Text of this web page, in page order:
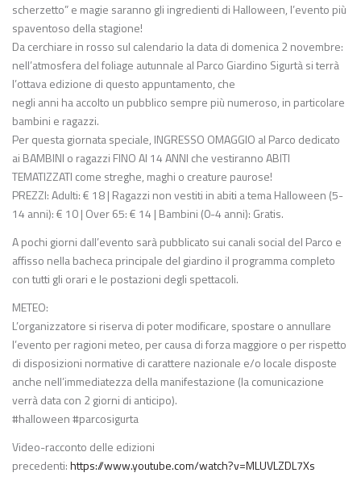
scherzetto” e magie saranno gli ingredienti di Halloween, l’evento più
spaventoso della stagione!
Da cerchiare in rosso sul calendario la data di domenica 2 novembre:
nell’atmosfera del foliage autunnale al Parco Giardino Sigurtà si terrà
l’ottava edizione di questo appuntamento, che
negli anni ha accolto un pubblico sempre più numeroso, in particolare
bambini e ragazzi.
Per questa giornata speciale, INGRESSO OMAGGIO al Parco dedicato
ai BAMBINI o ragazzi FINO AI 14 ANNI che vestiranno ABITI
TEMATIZZATI come streghe, maghi o creature paurose!
PREZZI: Adulti: € 18 | Ragazzi non vestiti in abiti a tema Halloween (5-
14 anni): € 10 | Over 65: € 14 | Bambini (0-4 anni): Gratis.
A pochi giorni dall’evento sarà pubblicato sui canali social del Parco e
affisso nella bacheca principale del giardino il programma completo
con tutti gli orari e le postazioni degli spettacoli.
METEO:
L’organizzatore si riserva di poter modificare, spostare o annullare
l’evento per ragioni meteo, per causa di forza maggiore o per rispetto
di disposizioni normative di carattere nazionale e/o locale disposte
anche nell’immediatezza della manifestazione (la comunicazione
verrà data con 2 giorni di anticipo).
#halloween #parcosigurta
Video-racconto delle edizioni
precedenti:https://www.youtube.com/watch?v=MLUVLZDL7Xs